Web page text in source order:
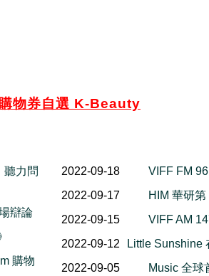
物券自選 K-Beauty
聽力問
辯論
購物
2022-09-18
VIFF FM
2022-09-17
HIM 華研
2022-09-15
VIFF AM
2022-09-12
Little Sunshine
2022-09-05
Music 全球